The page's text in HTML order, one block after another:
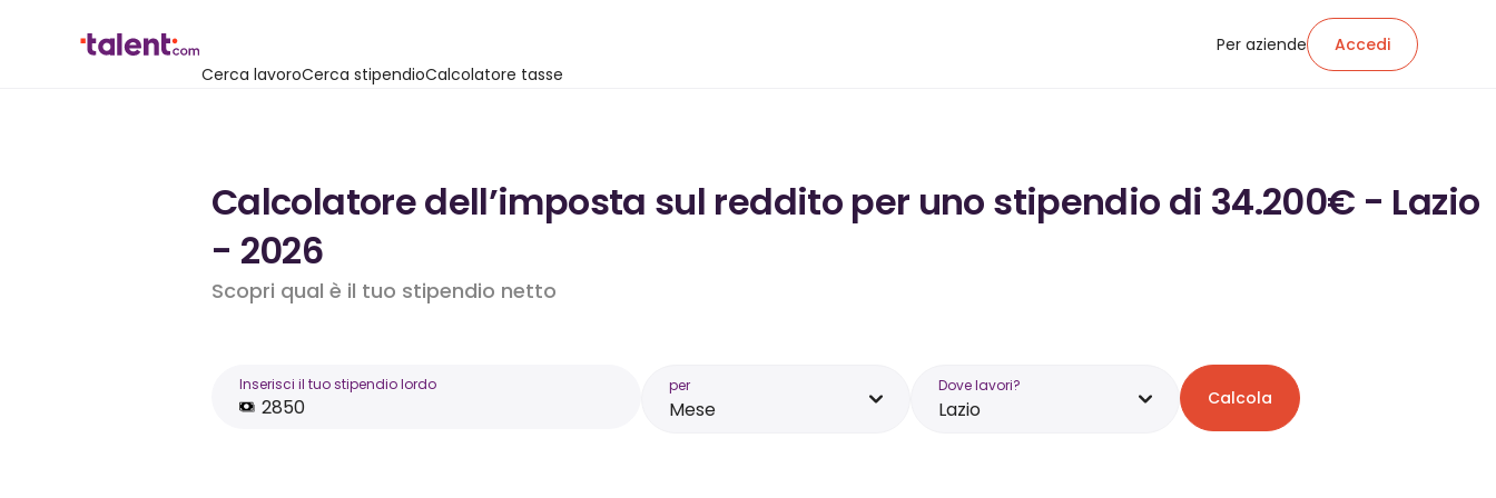
Cerca lavoroCerca stipendioCalcolatore tasse
Per aziende Accedi
Calcolatore dell’imposta sul reddito per uno stipendio di 34.200€ - Lazio
- 2026
Scopri qual è il tuo stipendio netto
Inserisci il tuo stipendio lordo per
Mese
Dove lavori?
Lazio Calcola